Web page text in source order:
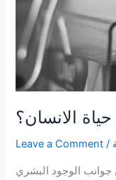
الانسان؟
Leave a Comment /
الوجود البشري